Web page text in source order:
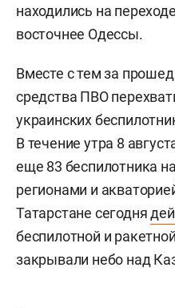
находились на
восточнее Одессы.
Вместе с тем за
средства ПВО
украинских
В течение утра 8
еще 83 беспилотника
регионами и
Татарстане сегодня
беспилотной и
закрывали небо над